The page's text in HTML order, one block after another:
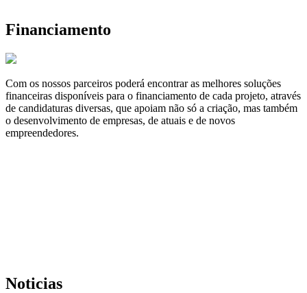
Financiamento
Com os nossos parceiros poderá encontrar as melhores soluções
financeiras disponíveis para o financiamento de cada projeto, através
de candidaturas diversas, que apoiam não só a criação, mas também
o desenvolvimento de empresas, de atuais e de novos
empreendedores.
Noticias